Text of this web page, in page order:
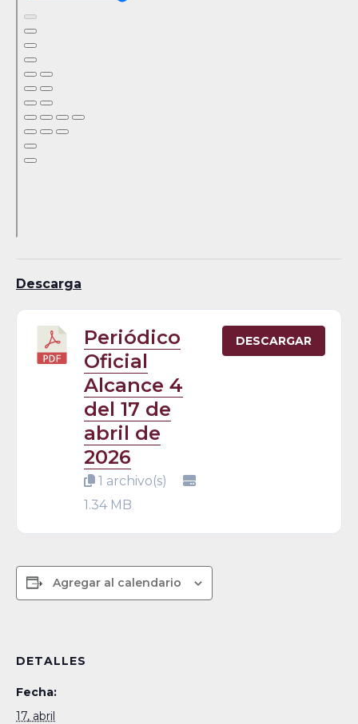
Descarga
Periódico
Oficial
Alcance 4
del 17 de
abril de
2026
1 archivo(s)
1.34 MB
DESCARGAR
Agregar al calendario
DETALLES
Fecha:
17, abril